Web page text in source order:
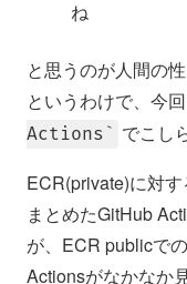
ね
と思うのが人間の
というわけで、今
Actions
でこし
ECR(private)に対
まとめたGitHub
が、ECR publicで
Actionsがなかなか